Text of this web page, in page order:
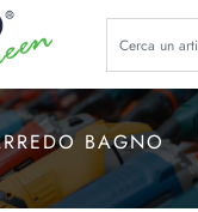
BAGNO